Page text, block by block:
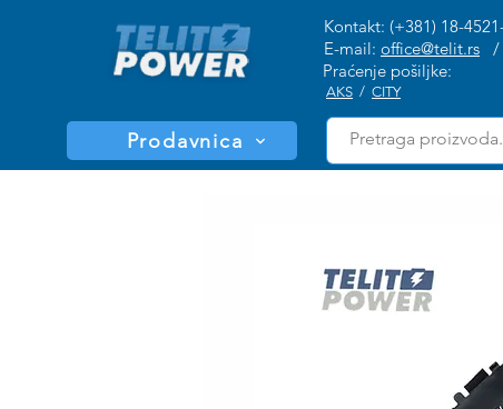
Kontakt: (+381) 18-
E-mail: office@telit.rs /
Praćenje pošiljke:
AKS / CITY
Prodavnica